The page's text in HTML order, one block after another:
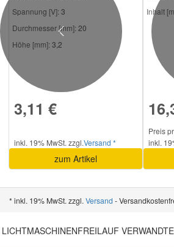
Spannung [V]: 3
Durchmesser [mm]: 20
Höhe [mm]: 3,2
3,11 €
inkl. 19% MwSt. zzgl.Versand *
zum Artikel
Inhalt
Preis
inkl.
Previous
* inkl. 19% MwSt. zzgl. Versand -
LICHTMASCHINENFREILAUF